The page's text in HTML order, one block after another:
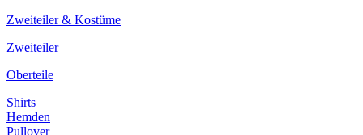
Zweiteiler & Kostüme
Zweiteiler
Oberteile
Shirts
Hemden
Pullover